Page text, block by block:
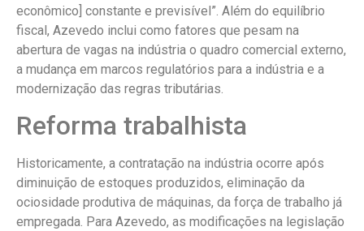
econômico] constante e previsível”. Além do equilíbrio
fiscal, Azevedo inclui como fatores que pesam na
abertura de vagas na indústria o quadro comercial externo,
a mudança em marcos regulatórios para a indústria e a
modernização das regras tributárias.
Reforma trabalhista
Historicamente, a contratação na indústria ocorre após
diminuição de estoques produzidos, eliminação da
ociosidade produtiva de máquinas, da força de trabalho já
empregada. Para Azevedo, as modificações na legislação